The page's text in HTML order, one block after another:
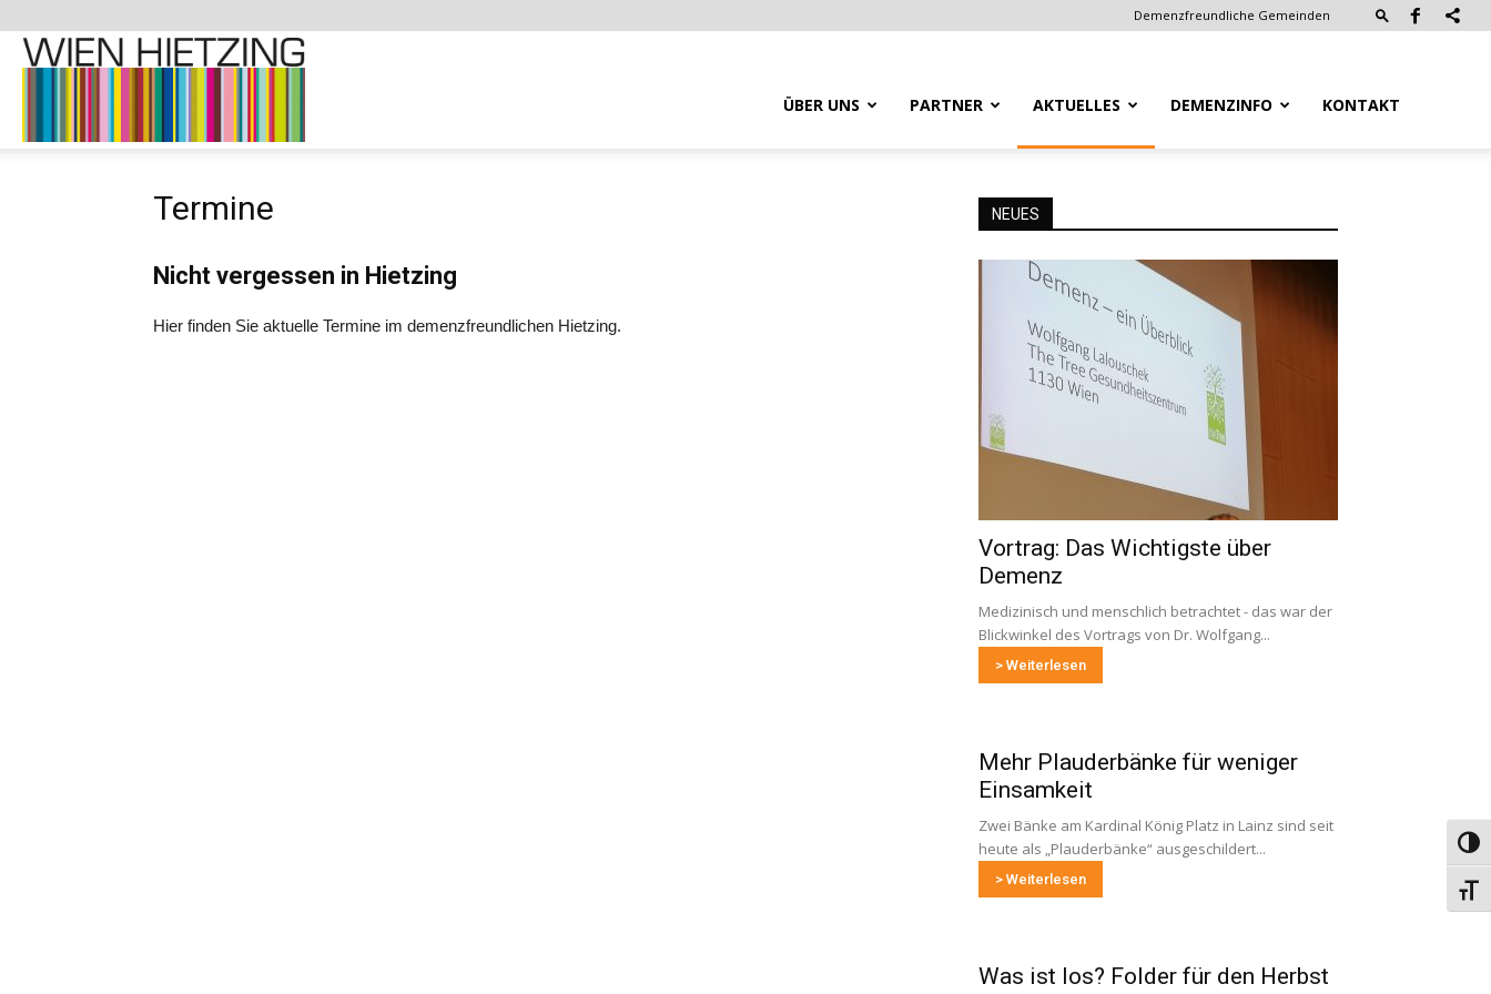
Demenzfreundliche Gemeinden
–
ÜBER UNS PARTNER AKTUELLES DEMENZINFO KONTAKT
Termine
Nicht vergessen in Hietzing
Hier finden Sie aktuelle Termine im demenzfreundlichen Hietzing.
NEUES
Vortrag: Das Wichtigste über
Demenz
Medizinisch und menschlich betrachtet - das war der
Blickwinkel des Vortrags von Dr. Wolfgang...
> Weiterlesen
Mehr Plauderbänke für weniger
Einsamkeit
Zwei Bänke am Kardinal König Platz in Lainz sind seit
heute als „Plauderbänke“ ausgeschildert...
> Weiterlesen
Was ist los? Folder für den Herbst